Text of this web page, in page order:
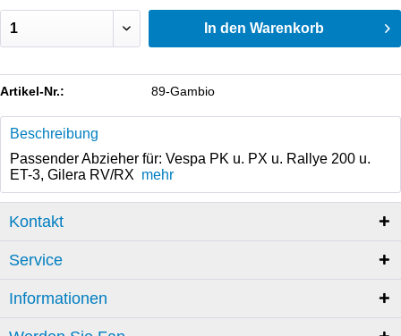
In den Warenkorb
Artikel-Nr.: 89-Gambio
Beschreibung
Passender Abzieher für: Vespa PK u. PX u. Rallye 200 u.
ET-3, Gilera RV/RX mehr
Kontakt
Service
Informationen